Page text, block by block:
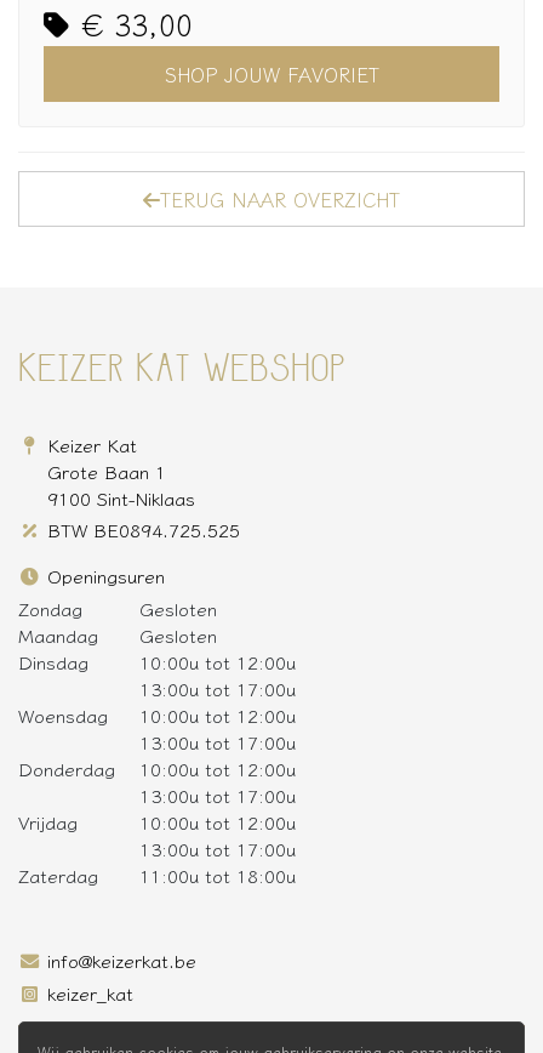
€ 33,00
SHOP JOUW FAVORIET
TERUG NAAR OVERZICHT
KEIZER KAT WEBSHOP
Keizer Kat
Grote Baan 1
9100 Sint-Niklaas
BTW BE0894.725.525
Openingsuren
Zondag
Gesloten
Maandag
Gesloten
Dinsdag
10:00u tot 12:00u
13:00u tot 17:00u
Woensdag
10:00u tot 12:00u
13:00u tot 17:00u
Donderdag
10:00u tot 12:00u
13:00u tot 17:00u
Vrijdag
10:00u tot 12:00u
13:00u tot 17:00u
Zaterdag
11:00u tot 18:00u
info@keizerkat.be
keizer_kat